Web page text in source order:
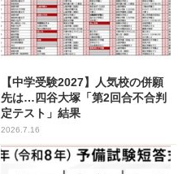
【中学受験2027】人気校の併願
先は…四谷大塚「第2回合不合判
定テスト」結果
2026.7.16